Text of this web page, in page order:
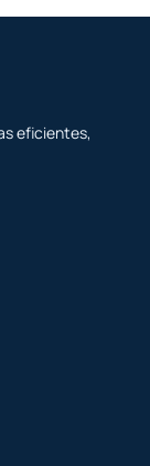
eficientes,